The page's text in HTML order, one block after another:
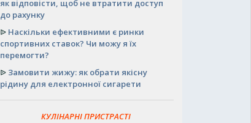
як відповісти, щоб не втратити доступ
до рахунку
ᐉ Наскільки ефективними є ринки
спортивних ставок? Чи можу я їх
перемогти?
ᐉ Замовити жижу: як обрати якісну
рідину для електронної сигарети
КУЛІНАРНІ ПРИСТРАСТІ